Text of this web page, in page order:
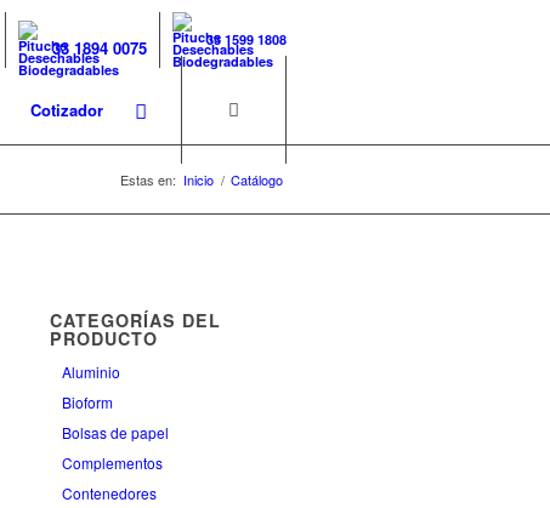
33 1894 0075 33 1599 1808
Cotizador
Estas en: Inicio / Catálogo
CATEGORÍAS DEL
PRODUCTO
Aluminio
Bioform
Bolsas de papel
Complementos
Contenedores